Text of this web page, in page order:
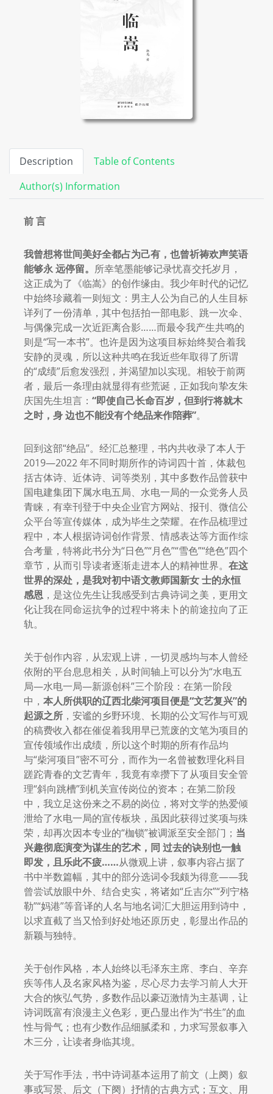
Description
Table of Contents
Author(s) Information
前 言
我曾想将世间美好全都占为己有，也曾祈祷欢声笑语
能够永远停留。 所幸笔墨能够记录忧喜交托岁月，
这正成为了《临嵩》的创作缘由。我少年时代的记忆
中始终珍藏着一则短文：男主人公为自己的人生目标
详列了一份清单，其中包括拍一部电影、跳一次伞、
与偶像完成一次近距离合影……而最令我产生共鸣的
则是“写一本书”。也许是因为这项目标始终契合着我
安静的灵魂，所以这种共鸣在我近些年取得了所谓
的“成绩”后愈发强烈，并渴望加以实现。相较于前两
者，最后一条理由就显得有些荒诞，正如我向挚友朱
庆国先生坦言： “即使自己长命百岁，但到行将就木
之时，身边也不能没有个绝品来作陪葬”。
回到这部“绝品”。经汇总整理，书内共收录了本人于
2019—2022 年不同时期所作的诗词四十首，体裁包
括古体诗、近体诗、词等类别，其中多数作品曾获中
国电建集团下属水电五局、水电一局的一众党务人员
青睐，有幸刊登于中央企业官方网站、报刊、微信公
众平台等宣传媒体，成为毕生之荣耀。在作品梳理过
程中，本人根据诗词创作背景、情感表达等方面作综
合考量，特将此书分为“日色”“月色”“雪色”“绝色”四个
章节，从而引导读者逐渐走进本人的精神世界。 在这
世界的深处，是我对初中语文教师国新女士的永恒
感恩 ，是这位先生让我感受到古典诗词之美，更用文
化让我在同命运抗争的过程中将未卜的前途拉向了正
轨。
关于创作内容，从宏观上讲，一切灵感均与本人曾经
依附的平台息息相关，从时间轴上可以分为“水电五
局—水电一局—新源创科”三个阶段：在第一阶段
中， 本人所供职的辽西北柴河项目便是“文艺复兴”的
起源之所 ，安谧的乡野环境、长期的公文写作与可观
的稿费收入都在催促着我用早已荒废的文笔为项目的
宣传领域作出成绩，所以这个时期的所有作品均
与“柴河项目”密不可分，而作为一名曾被数理化科目
蹉跎青春的文艺青年，我竟有幸攒下了从项目安全管
理“斜向跳槽”到机关宣传岗位的资本；在第二阶段
中，我立足这份来之不易的岗位，将对文学的热爱倾
泄给了水电一局的宣传板块，虽因此获得过奖项与殊
荣，却再次因本专业的“枷锁”被调派至安全部门； 当
兴趣彻底演变为谋生的艺术，同 过去的诀别也一触
即发，且乐此不疲……从微观上讲，叙事内容占据了
书中半数篇幅，其中的部分选词令我颇为得意——我
曾尝试放眼中外、结合史实，将诸如“丘吉尔”“列宁格
勒”“妈港”等音译的人名与地名词汇大胆运用到诗中，
以求直截了当又恰到好处地还原历史，彰显出作品的
新颖与独特。
关于创作风格，本人始终以毛泽东主席、李白、辛弃
疾等伟人及名家风格为鉴，尽心尽力去学习前人大开
大合的恢弘气势，多数作品以豪迈激情为主基调，让
诗词既富有浪漫主义色彩，更凸显出作为“书生”的血
性与骨气；也有少数作品细腻柔和，力求写景叙事入
木三分，让读者身临其境。
关于写作手法，书中诗词基本运用了前文（上阕）叙
事或写景、后文（下阕）抒情的古典方式；互文、用